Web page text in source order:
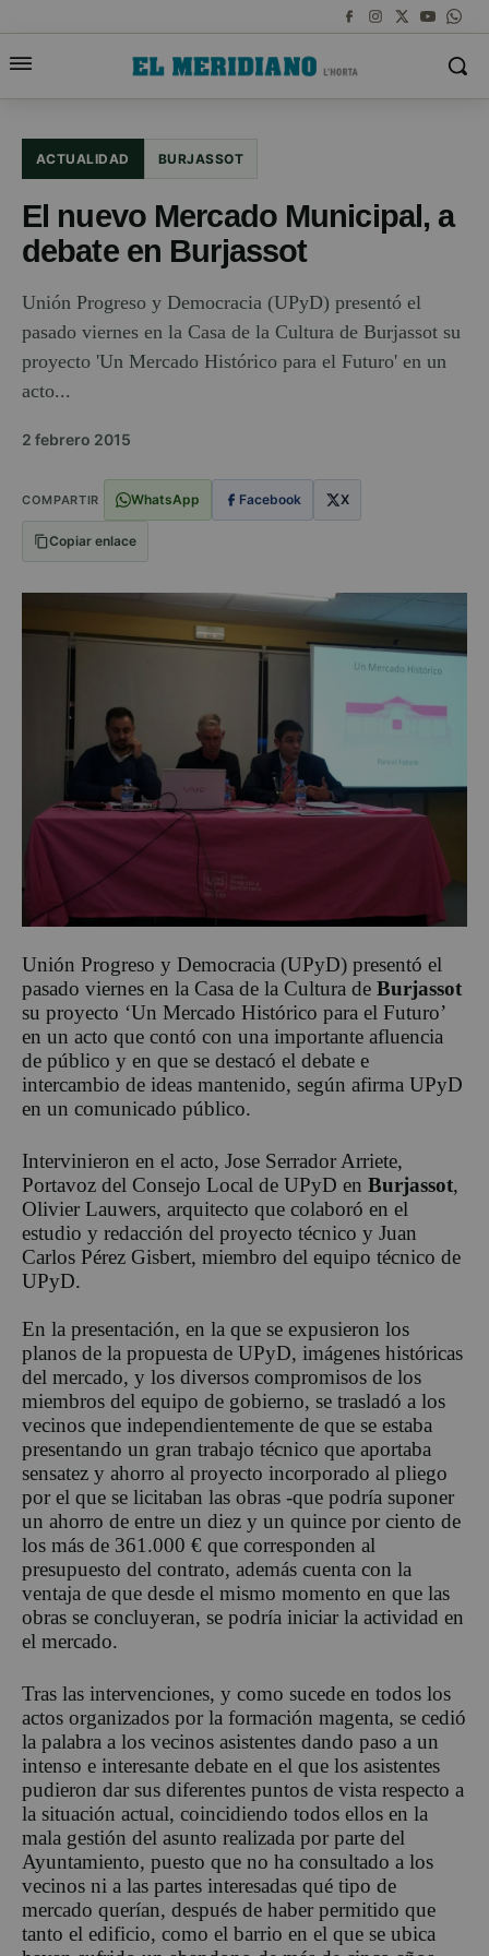
ACTUALIDAD BURJASSOT
El nuevo Mercado Municipal, a
debate en Burjassot
Unión Progreso y Democracia (UPyD) presentó el
pasado viernes en la Casa de la Cultura de Burjassot su
proyecto 'Un Mercado Histórico para el Futuro' en un
acto...
2 febrero 2015
COMPARTIR WhatsApp Facebook X
Copiar enlace
Unión Progreso y Democracia (UPyD) presentó el
pasado viernes en la Casa de la Cultura de Burjassot
su proyecto ‘Un Mercado Histórico para el Futuro’
en un acto que contó con una importante afluencia
de público y en que se destacó el debate e
intercambio de ideas mantenido, según afirma UPyD
en un comunicado público.
Intervinieron en el acto, Jose Serrador Arriete,
Portavoz del Consejo Local de UPyD en Burjassot,
Olivier Lauwers, arquitecto que colaboró en el
estudio y redacción del proyecto técnico y Juan
Carlos Pérez Gisbert, miembro del equipo técnico de
UPyD.
En la presentación, en la que se expusieron los
planos de la propuesta de UPyD, imágenes históricas
del mercado, y los diversos compromisos de los
miembros del equipo de gobierno, se trasladó a los
vecinos que independientemente de que se estaba
presentando un gran trabajo técnico que aportaba
sensatez y ahorro al proyecto incorporado al pliego
por el que se licitaban las obras ‐que podría suponer
un ahorro de entre un diez y un quince por ciento de
los más de 361.000 € que corresponden al
presupuesto del contrato, además cuenta con la
ventaja de que desde el mismo momento en que las
obras se concluyeran, se podría iniciar la actividad en
el mercado.
Tras las intervenciones, y como sucede en todos los
actos organizados por la formación magenta, se cedió
la palabra a los vecinos asistentes dando paso a un
intenso e interesante debate en el que los asistentes
pudieron dar sus diferentes puntos de vista respecto a
la situación actual, coincidiendo todos ellos en la
mala gestión del asunto realizada por parte del
Ayuntamiento, puesto que no ha consultado a los
vecinos ni a las partes interesadas qué tipo de
mercado querían, después de haber permitido que
tanto el edificio, como el barrio en el que se ubica